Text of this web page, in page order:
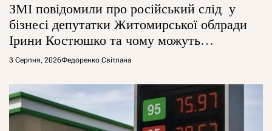
ЗМІ повідомили про російський слід у
бізнесі депутатки Житомирської облради
Ірини Костюшко та чому можуть
арештувати її активи
3 Серпня, 2026Федоренко Світлана